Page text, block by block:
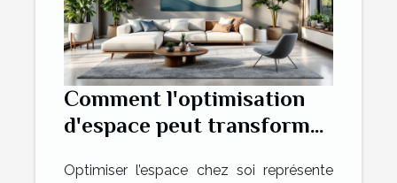
Comment l'optimisation
d'espace peut transformer
Optimiser l’espace chez soi représente